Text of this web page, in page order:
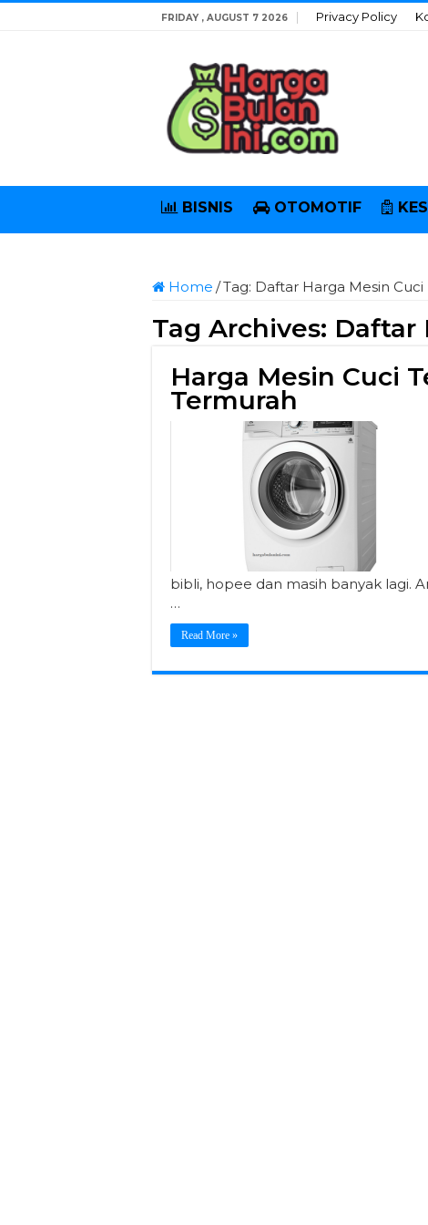
FRIDAY , AUGUST 7 2026 Privacy Policy
BISNIS OTOMOTIF
Home /Tag: Daftar Harga Mesin Cuci
Tag Archives: Daftar
Harga Mesin Cuci
Termurah
bibli, hopee dan masih banyak lagi.
…
Read More »